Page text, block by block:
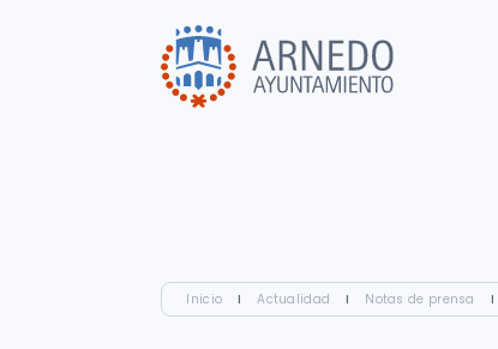
Inicio I Actualidad I Notas de prensa I